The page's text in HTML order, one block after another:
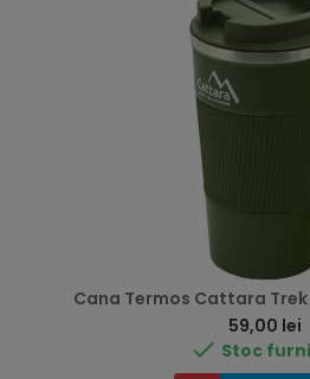
Cana Termos Cattara Trek
59,00 lei
 Stoc